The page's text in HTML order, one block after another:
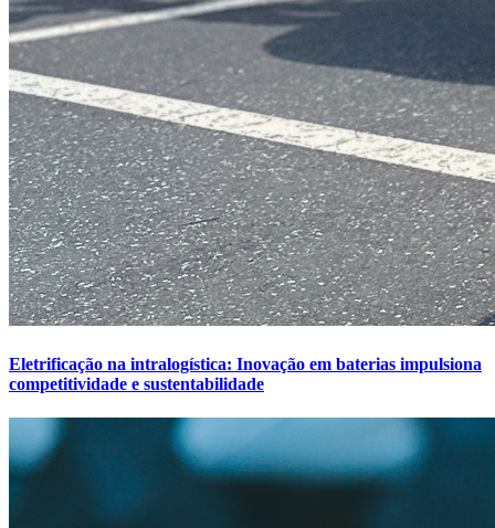
Eletrificação na intralogística: Inovação em baterias impulsiona
competitividade e sustentabilidade